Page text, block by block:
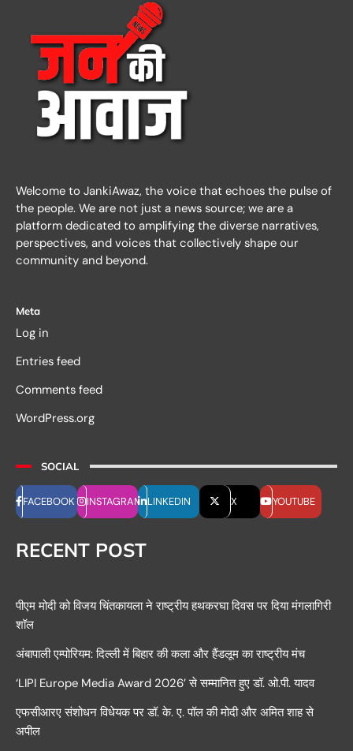
Welcome to JankiAwaz, the voice that echoes the pulse of
the people. We are not just a news source; we are a
platform dedicated to amplifying the diverse narratives,
perspectives, and voices that collectively shape our
community and beyond.
Meta
Log in
Entries feed
Comments feed
WordPress.org
SOCIAL
FACEBOOK INSTAGRAM LINKEDIN X YOUTUBE
RECENT POST
पीएम मोदी को विजय चिंतकायला ने राष्ट्रीय हथकरघा दिवस पर दिया मंगलागिरी
शॉल
अंबापाली एम्पोरियम: दिल्ली में बिहार की कला और हैंडलूम का राष्ट्रीय मंच
‘LIPI Europe Media Award 2026’ से सम्मानित हुए डॉ. ओ.पी. यादव
एफसीआरए संशोधन विधेयक पर डॉ. के. ए. पॉल की मोदी और अमित शाह से
अपील